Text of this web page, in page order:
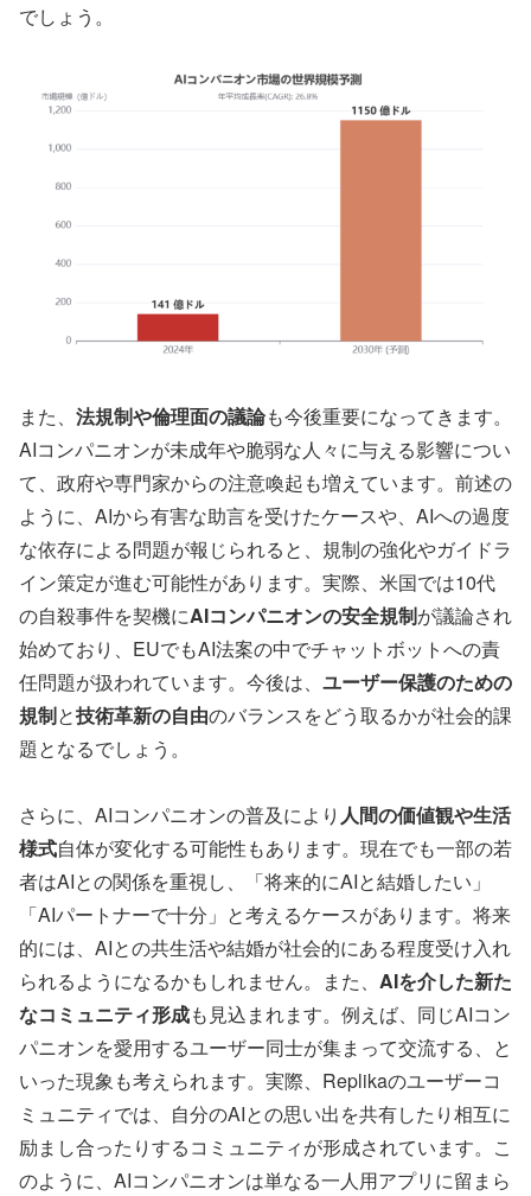
でしょう。
また、 法規制や倫理面の議論も今後重要になってきます。
AIコンパニオンが未成年や脆弱な人々に与える影響につい
て、政府や専門家からの注意喚起も増えています。前述の
ように、AIから有害な助言を受けたケースや、AIへの過度
な依存による問題が報じられると、規制の強化やガイドラ
イン策定が進む可能性があります。実際、米国では10代
の自殺事件を契機にAIコンパニオンの安全規制が議論され
始めており、EUでもAI法案の中でチャットボットへの責
任問題が扱われています。今後は、 ユーザー保護のための
規制と技術革新の自由のバランスをどう取るかが社会的課
題となるでしょう。
さらに、AIコンパニオンの普及により 人間の価値観や生活
様式自体が変化する可能性もあります。現在でも一部の若
者はAIとの関係を重視し、「将来的にAIと結婚したい」
「AIパートナーで十分」と考えるケースがあります。将来
的には、AIとの共生活や結婚が社会的にある程度受け入れ
られるようになるかもしれません。また、 AIを介した新た
なコミュニティ形成も見込まれます。例えば、同じAIコン
パニオンを愛用するユーザー同士が集まって交流する、と
いった現象も考えられます。実際、Replikaのユーザーコ
ミュニティでは、自分のAIとの思い出を共有したり相互に
励まし合ったりするコミュニティが形成されています。こ
のように、AIコンパニオンは単なる一人用アプリに留まら